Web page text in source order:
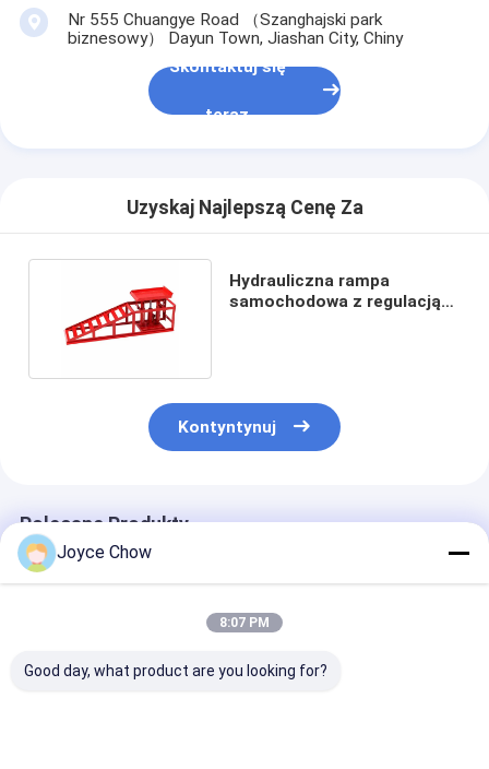
Nr 555 Chuangye Road （Szanghajski park
biznesowy） Dayun Town, Jiashan City, Chiny
Skontaktuj się
teraz
Uzyskaj Najlepszą Cenę Za
Hydrauliczna rampa
samochodowa z regulacją
Kontyntynuj
Polecane Produkty
Joyce Chow
8:07 PM
Good day, what product are you looking for?